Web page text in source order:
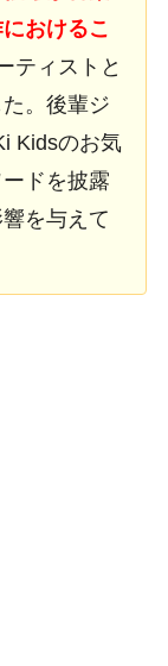
おけるこ
ティストと
。後輩ジ
Kidsのお気
ドを披露
を与えて